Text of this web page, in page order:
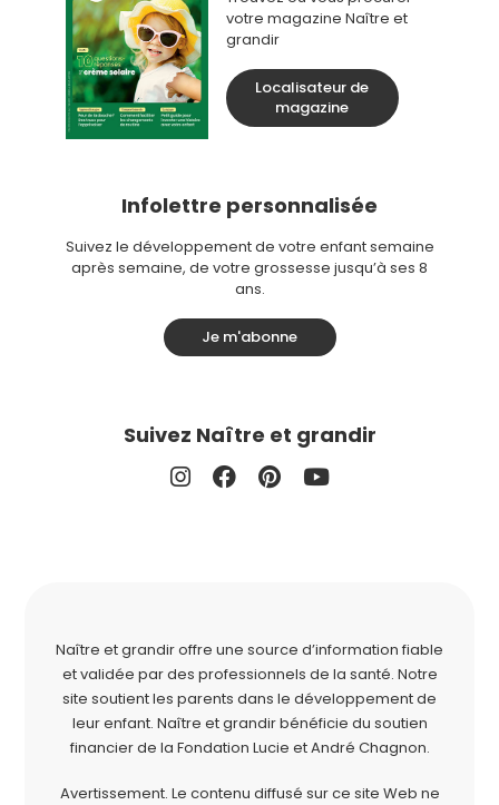
votre magazine Naître et
grandir
Localisateur de
magazine
Infolettre personnalisée
Suivez le développement de votre enfant semaine
après semaine, de votre grossesse jusqu’à ses 8
ans.
Je m'abonne
Suivez Naître et grandir
Naître et grandir offre une source d’information fiable
et validée par des professionnels de la santé. Notre
site soutient les parents dans le développement de
leur enfant. Naître et grandir bénéficie du soutien
financier de la Fondation Lucie et André Chagnon.
Avertissement. Le contenu diffusé sur ce site Web ne